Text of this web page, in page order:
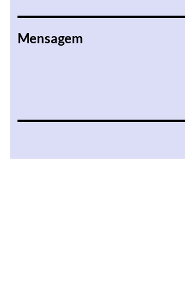
Mensagem